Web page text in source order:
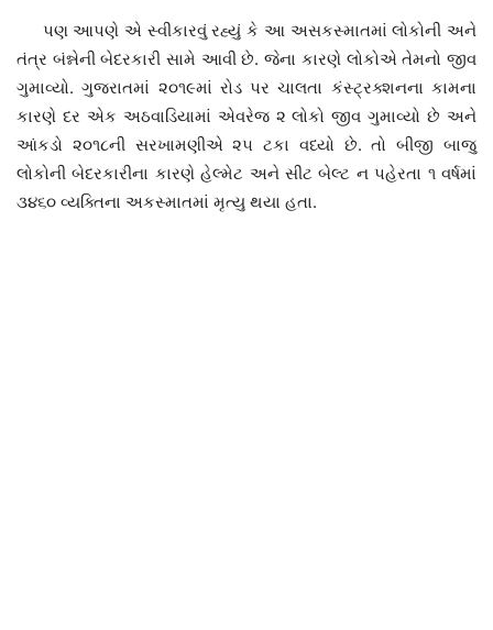
પણ આપણે એ સ્વીકારવું રહ્યું કે આ અસકસ્માતમાં લોકોની અને
તંત્ર બંન્નેની બેદરકારી સામે આવી છે. જેના કારણે લોકોએ તેમનો જીવ
ગુમાવ્યો. ગુજરાતમાં ૨૦૧૯માં રોડ પર ચાલતા કંસ્ટ્રક્શનના કામના
કારણે દર એક અઠવાડિયામાં એવરેજ ૨ લોકો જીવ ગુમાવ્યો છે અને
આંકડો ૨૦૧૮ની સરખામણીએ ૨૫ ટકા વધ્યો છે. તો બીજી બાજુ
લોકોની બેદરકારીના કારણે હેલ્મેટ અને સીટ બેલ્ટ ન પહેરતા ૧ વર્ષમાં
૩૪૬૦ વ્યક્તિના અકસ્માતમાં મૃત્યુ થયા હતા.